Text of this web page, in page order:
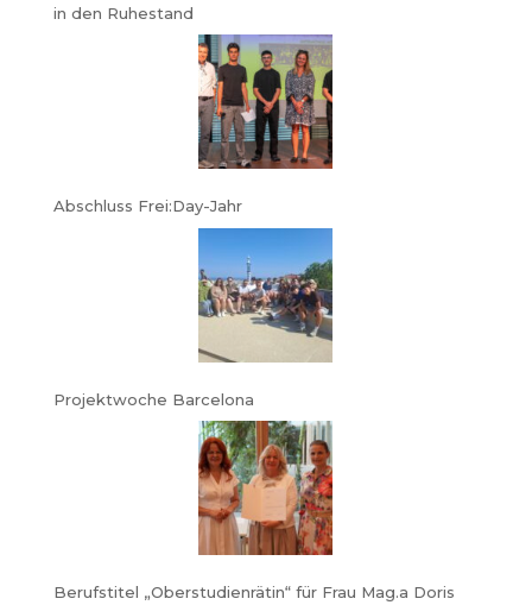
in den Ruhestand
Abschluss Frei:Day-Jahr
Projektwoche Barcelona
Berufstitel „Oberstudienrätin“ für Frau Mag.a Doris